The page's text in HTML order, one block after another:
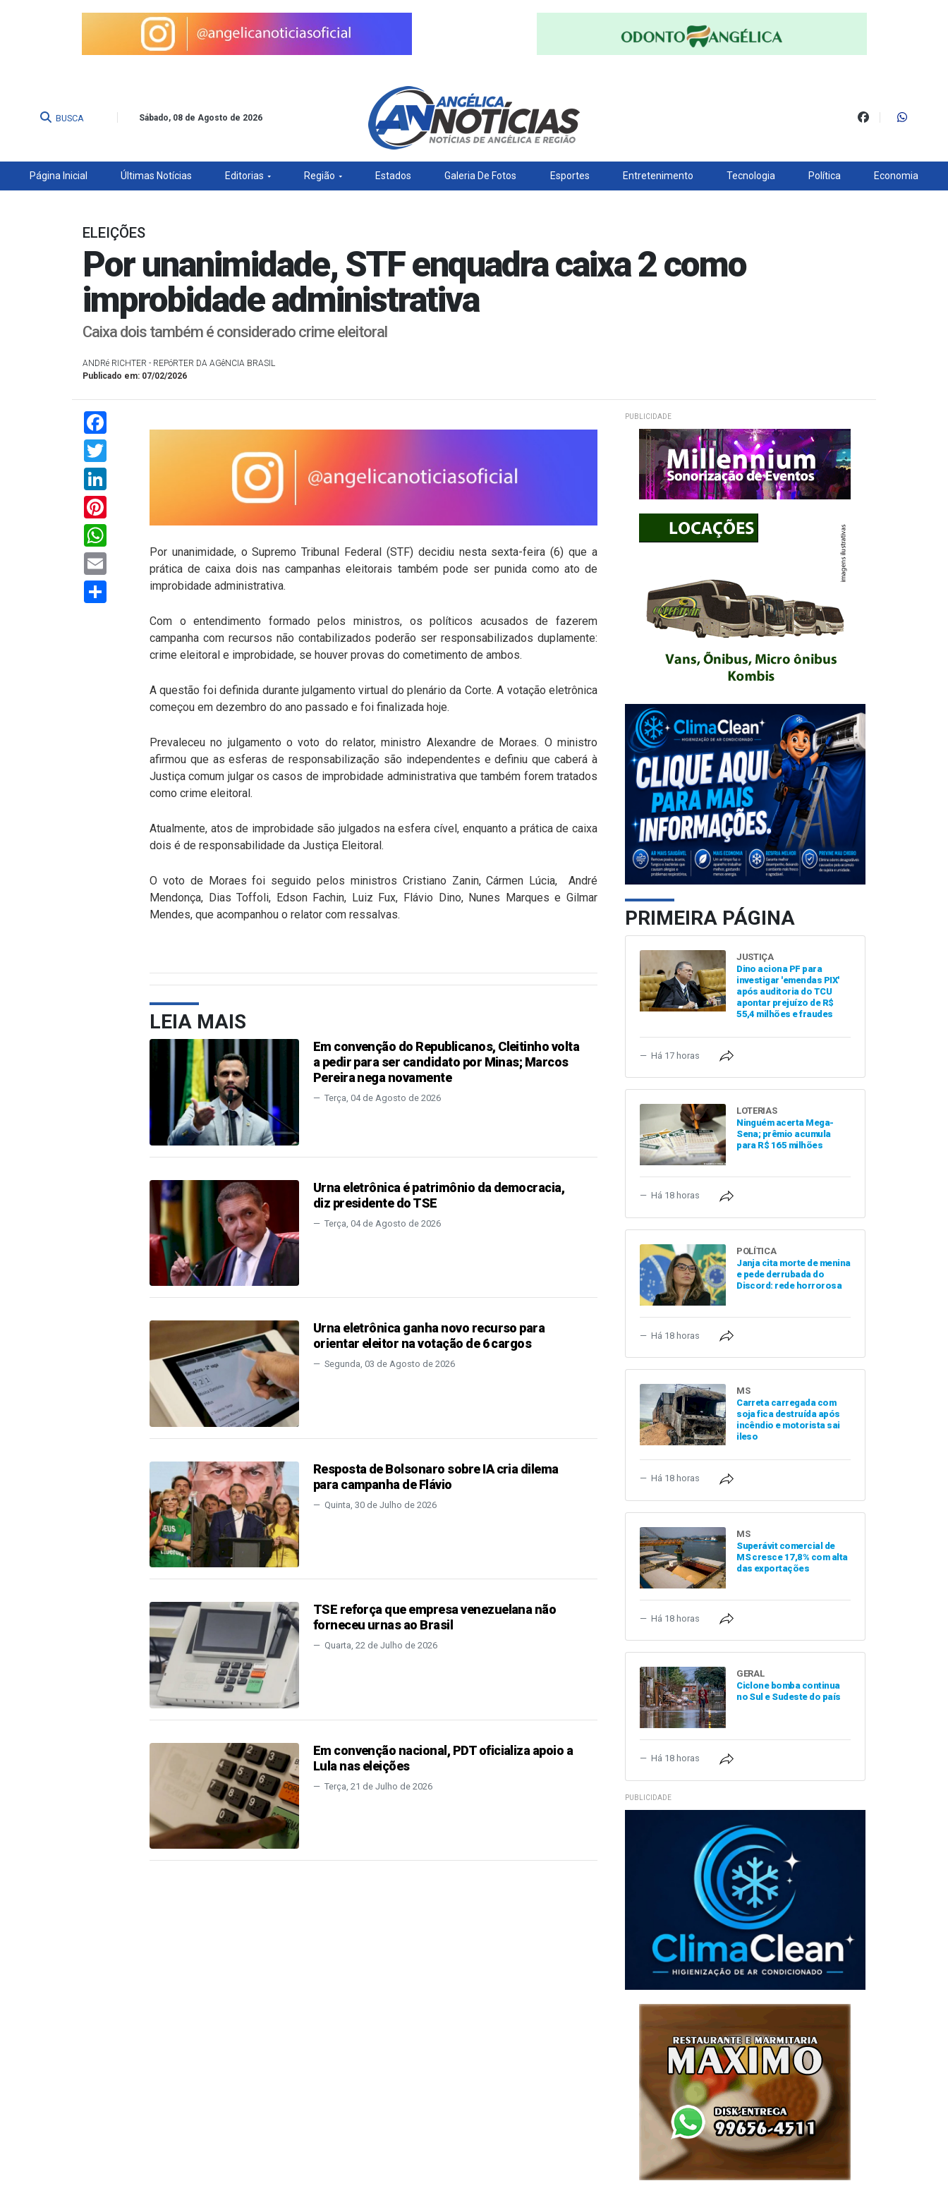
BUSCA Sábado, 08 de Agosto de 2026
Página Inicial Últimas Notícias Editorias Região Estados Galeria De Fotos Esportes Entretenimento Tecnologia Política Economia
ELEIÇÕES
Por unanimidade, STF enquadra caixa 2 como
improbidade administrativa
Caixa dois também é considerado crime eleitoral
ANDRé RICHTER - REPóRTER DA AGêNCIA BRASIL
Publicado em: 07/02/2026
WhatsApp
Compartilhar
Por unanimidade, o Supremo Tribunal Federal (STF) decidiu nesta sexta-feira (6) que a
prática de caixa dois nas campanhas eleitorais também pode ser punida como ato de
improbidade administrativa.
Com o entendimento formado pelos ministros, os políticos acusados de fazerem
campanha com recursos não contabilizados poderão ser responsabilizados duplamente:
crime eleitoral e improbidade, se houver provas do cometimento de ambos.
A questão foi definida durante julgamento virtual do plenário da Corte. A votação eletrônica
começou em dezembro do ano passado e foi finalizada hoje.
Prevaleceu no julgamento o voto do relator, ministro Alexandre de Moraes. O ministro
afirmou que as esferas de responsabilização são independentes e definiu que caberá à
Justiça comum julgar os casos de improbidade administrativa que também forem tratados
como crime eleitoral.
Atualmente, atos de improbidade são julgados na esfera cível, enquanto a prática de caixa
dois é de responsabilidade da Justiça Eleitoral.
O voto de Moraes foi seguido pelos ministros Cristiano Zanin, Cármen Lúcia, André
Mendonça, Dias Toffoli, Edson Fachin, Luiz Fux, Flávio Dino, Nunes Marques e Gilmar
Mendes, que acompanhou o relator com ressalvas.
LEIA MAIS
Em convenção do Republicanos, Cleitinho volta
a pedir para ser candidato por Minas; Marcos
Pereira nega novamente
Terça, 04 de Agosto de 2026
Urna eletrônica é patrimônio da democracia,
diz presidente do TSE
Terça, 04 de Agosto de 2026
Urna eletrônica ganha novo recurso para
orientar eleitor na votação de 6 cargos
Segunda, 03 de Agosto de 2026
Resposta de Bolsonaro sobre IA cria dilema
para campanha de Flávio
Quinta, 30 de Julho de 2026
TSE reforça que empresa venezuelana não
forneceu urnas ao Brasil
Quarta, 22 de Julho de 2026
Em convenção nacional, PDT oficializa apoio a
Lula nas eleições
Terça, 21 de Julho de 2026
PUBLICIDADE
PRIMEIRA PÁGINA
JUSTIÇA
Dino aciona PF para
investigar 'emendas PIX'
após auditoria do TCU
apontar prejuízo de R$
55,4 milhões e fraudes
Há 17 horas
LOTERIAS
Ninguém acerta Mega-
Sena; prêmio acumula
para R$ 165 milhões
Há 18 horas
POLÍTICA
Janja cita morte de menina
e pede derrubada do
Discord: rede horrorosa
Há 18 horas
MS
Carreta carregada com
soja fica destruída após
incêndio e motorista sai
ileso
Há 18 horas
MS
Superávit comercial de
MS cresce 17,8% com alta
das exportações
Há 18 horas
GERAL
Ciclone bomba continua
no Sul e Sudeste do país
Há 18 horas
PUBLICIDADE